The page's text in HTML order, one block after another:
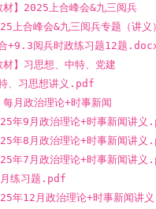
】2025上合峰会&九三阅兵
峰会&九三阅兵专题（讲
阅兵时政练习题12题
】习思想、中特、党建
习思想讲义.pdf
月政治理论+时事新闻
月政治理论+时事新闻讲义
月政治理论+时事新闻讲义
月政治理论+时事新闻讲义
习题.pdf
月政治理论+时事新闻讲